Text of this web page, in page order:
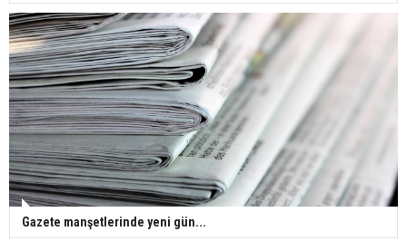
Gazete manşetlerinde yeni gün...